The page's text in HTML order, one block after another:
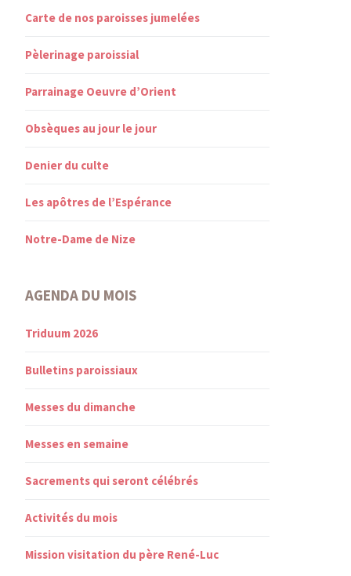
Carte de nos paroisses jumelées
Pèlerinage paroissial
Parrainage Oeuvre d’Orient
Obsèques au jour le jour
Denier du culte
Les apôtres de l’Espérance
Notre-Dame de Nize
AGENDA DU MOIS
Triduum 2026
Bulletins paroissiaux
Messes du dimanche
Messes en semaine
Sacrements qui seront célébrés
Activités du mois
Mission visitation du père René-Luc